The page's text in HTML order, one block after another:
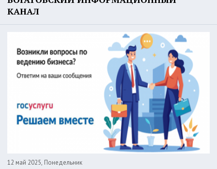
КАНАЛ
12 май 2025, Понедельник